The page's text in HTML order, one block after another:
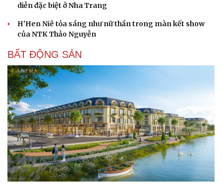
diễn đặc biệt ở Nha Trang
H'Hen Niê tỏa sáng như nữ thần trong màn kết show
của NTK Thảo Nguyễn
BẤT ĐỘNG SẢN